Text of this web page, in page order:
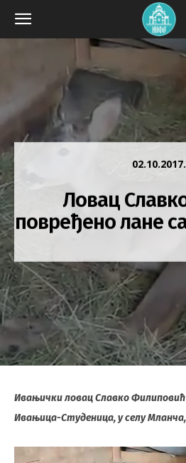
02.10.2017.
Ловац
повређено лане
Ивањички ловац Славко
Ивањица-Студеница, у селу